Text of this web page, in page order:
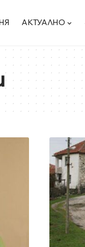
АКТУАЛНО